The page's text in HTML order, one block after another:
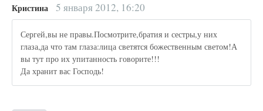
Кристина 5 января 2012, 16:20
Сергей,вы не правы.Посмотрите,братия и сестры,у них
глаза,да что там глаза:лица светятся божественным светом!А
вы тут про их упитанность говорите!!!
Да хранит вас Господь!